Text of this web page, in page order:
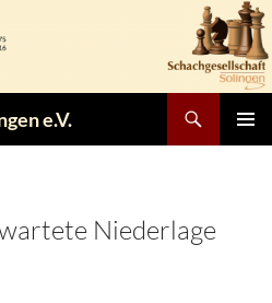
e.V.
Niederlage